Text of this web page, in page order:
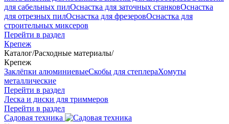
для сабельных пилОснастка для заточных станковОснастка
для отрезных пилОснастка для фрезеровОснастка для
строительных миксеров
Перейти в раздел
Крепеж
Каталог/Расходные материалы/
Крепеж
Заклёпки алюминиевыеСкобы для степлераХомуты
металлические
Перейти в раздел
Леска и диски для триммеров
Перейти в раздел
Садовая техника